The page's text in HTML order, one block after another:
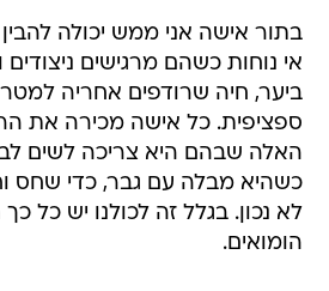
בתור אישה אני ממש יכולה
אי נוחות כשהם מרגישים
ביער, חיה שרודפים אחריה
ספציפית. כל אישה מכירה את
האלה שבהם היא צריכה לשים
כשהיא מבלה עם גבר, כדי שחס
לא נכון. בגלל זה לכולנו יש כל
הומואים.